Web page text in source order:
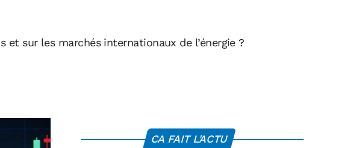
sur les marchés internationaux de l’énergie ?
CA FAIT L'ACTU